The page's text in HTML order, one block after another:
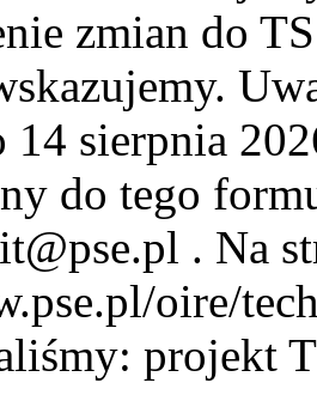
zmian do
14 sierpnia
do tego
. Na
oire/
projekt